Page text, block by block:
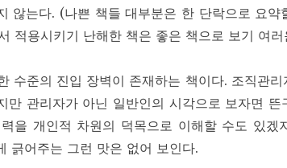
않는다. (나쁜 책들 대부분은 한 단락으로 요
적용시키기 난해한 책은 좋은 책으로 보기 여
준의 진입 장벽이 존재하는 책이다. 조직관리
만 관리자가 아닌 일반인의 시각으로 보자면 뜬
을 개인적 차원의 덕목으로 이해할 수도 있겠
긁어주는 그런 맛은 없어 보인다.